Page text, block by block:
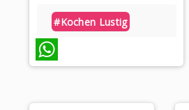
#kochen Lustig